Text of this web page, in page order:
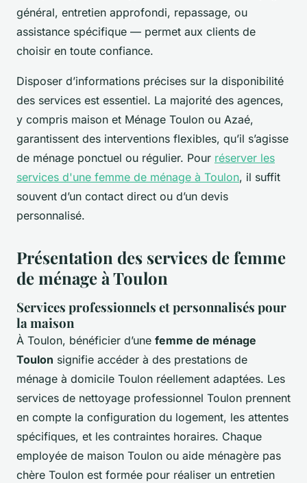
général, entretien approfondi, repassage, ou
assistance spécifique — permet aux clients de
choisir en toute confiance.
Disposer d’informations précises sur la disponibilité
des services est essentiel. La majorité des agences,
y compris maison et Ménage Toulon ou Azaé,
garantissent des interventions flexibles, qu’il s’agisse
de ménage ponctuel ou régulier. Pour réserver les
services d'une femme de ménage à Toulon, il suffit
souvent d’un contact direct ou d’un devis
personnalisé.
Présentation des services de femme
de ménage à Toulon
Services professionnels et personnalisés pour
la maison
À Toulon, bénéficier d’une femme de ménage
Toulon signifie accéder à des prestations de
ménage à domicile Toulon réellement adaptées. Les
services de nettoyage professionnel Toulon prennent
en compte la configuration du logement, les attentes
spécifiques, et les contraintes horaires. Chaque
employée de maison Toulon ou aide ménagère pas
chère Toulon est formée pour réaliser un entretien